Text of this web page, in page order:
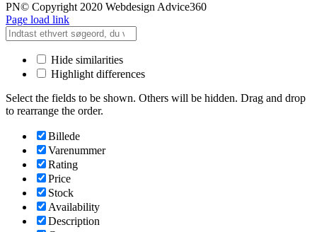
PN© Copyright 2020 Webdesign Advice360
Page load link
Hide similarities
Highlight differences
Select the fields to be shown. Others will be hidden. Drag and drop
to rearrange the order.
Billede
Varenummer
Rating
Price
Stock
Availability
Description